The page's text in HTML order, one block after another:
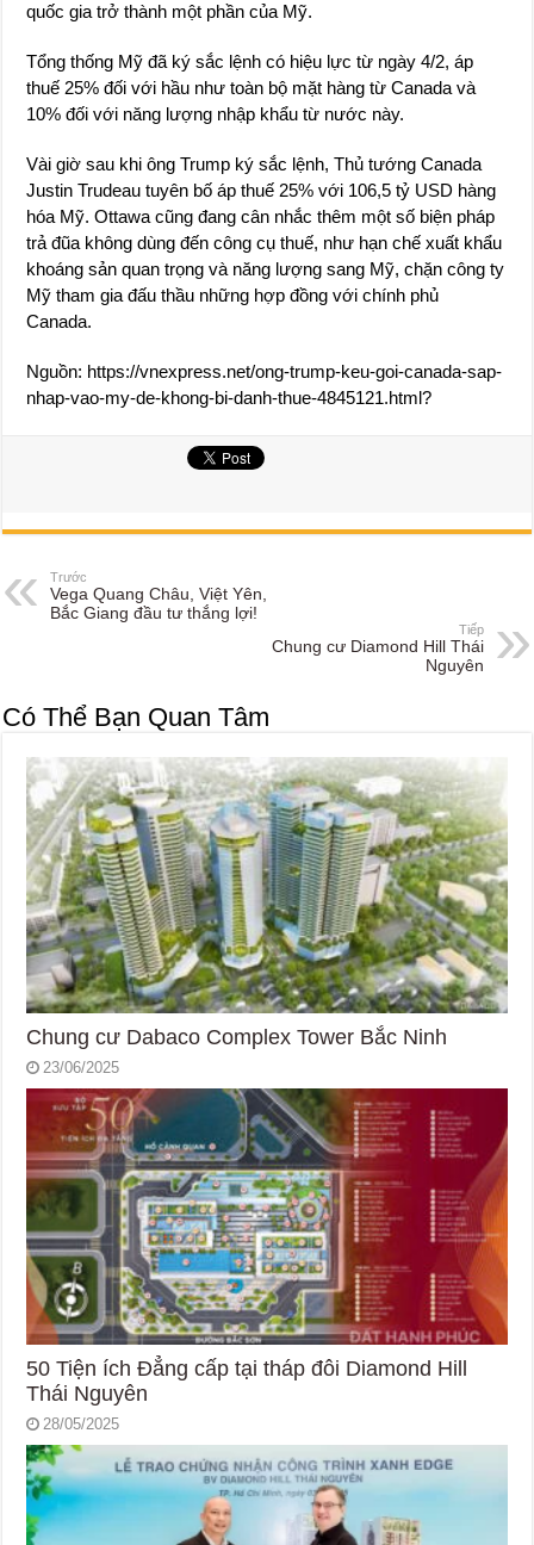
quốc gia trở thành một phần của Mỹ.
Tổng thống Mỹ đã ký sắc lệnh có hiệu lực từ ngày 4/2, áp
thuế 25% đối với hầu như toàn bộ mặt hàng từ Canada và
10% đối với năng lượng nhập khẩu từ nước này.
Vài giờ sau khi ông Trump ký sắc lệnh, Thủ tướng Canada
Justin Trudeau tuyên bố áp thuế 25% với 106,5 tỷ USD hàng
hóa Mỹ. Ottawa cũng đang cân nhắc thêm một số biện pháp
trả đũa không dùng đến công cụ thuế, như hạn chế xuất khẩu
khoáng sản quan trọng và năng lượng sang Mỹ, chặn công ty
Mỹ tham gia đấu thầu những hợp đồng với chính phủ
Canada.
Nguồn: https://vnexpress.net/ong-trump-keu-goi-canada-sap-
nhap-vao-my-de-khong-bi-danh-thue-4845121.html?
Trước
Vega Quang Châu, Việt Yên,
Bắc Giang đầu tư thắng lợi!
Tiếp
Chung cư Diamond Hill Thái
Nguyên
Có Thể Bạn Quan Tâm
Chung cư Dabaco Complex Tower Bắc Ninh
23/06/2025
50 Tiện ích Đẳng cấp tại tháp đôi Diamond Hill
Thái Nguyên
28/05/2025